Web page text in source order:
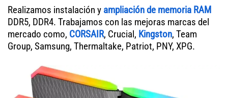
Realizamos instalación y ampliación de memoria RAM
DDR5, DDR4. Trabajamos con las mejoras marcas del
mercado como, CORSAIR, Crucial, Kingston, Team
Group, Samsung, Thermaltake, Patriot, PNY, XPG.